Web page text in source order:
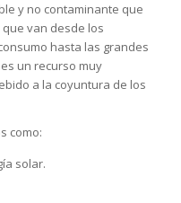
y no contaminante que
van desde los
hasta las grandes
un recurso muy
a la coyuntura de los
como:
solar.